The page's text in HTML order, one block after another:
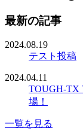
最新の記事
2024.08.19
テスト投稿
2024.04.11
TOUGH-TX
場！
一覧を見る